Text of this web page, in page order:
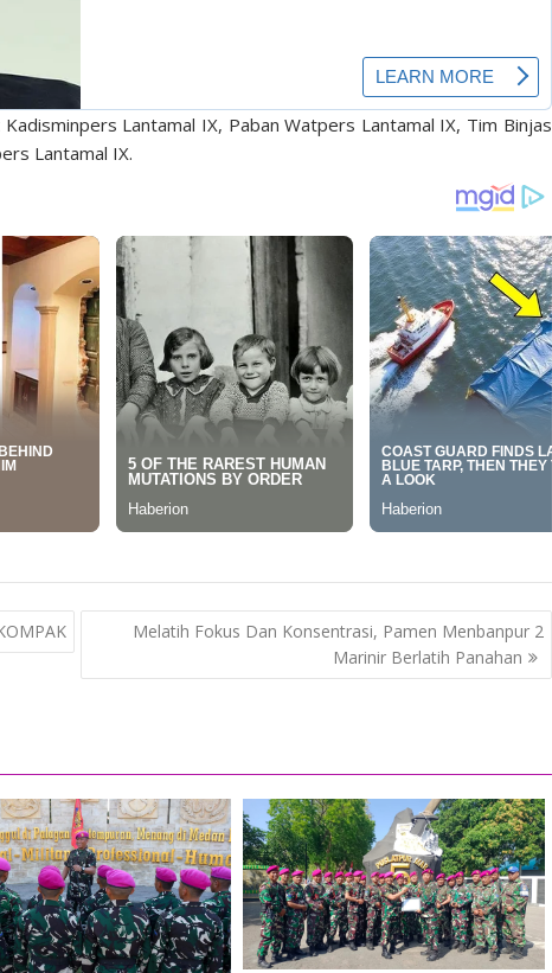
Lantamal IX, Paban Watpers Lantamal IX, Tim Binjas
Lantamal IX.
Melatih Fokus Dan Konsentrasi, Pamen Menbanpur 2
Marinir Berlatih Panahan